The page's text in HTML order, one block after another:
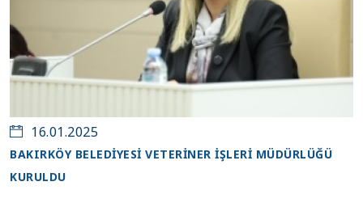
16.01.2025
BAKIRKÖY BELEDİYESİ VETERİNER İŞLERİ MÜDÜRLÜĞÜ
KURULDU